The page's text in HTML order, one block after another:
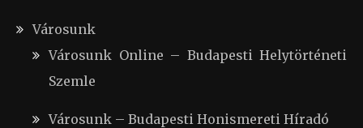
Városunk
Városunk Online – Budapesti Helytörténeti
Szemle
Városunk – Budapesti Honismereti Híradó